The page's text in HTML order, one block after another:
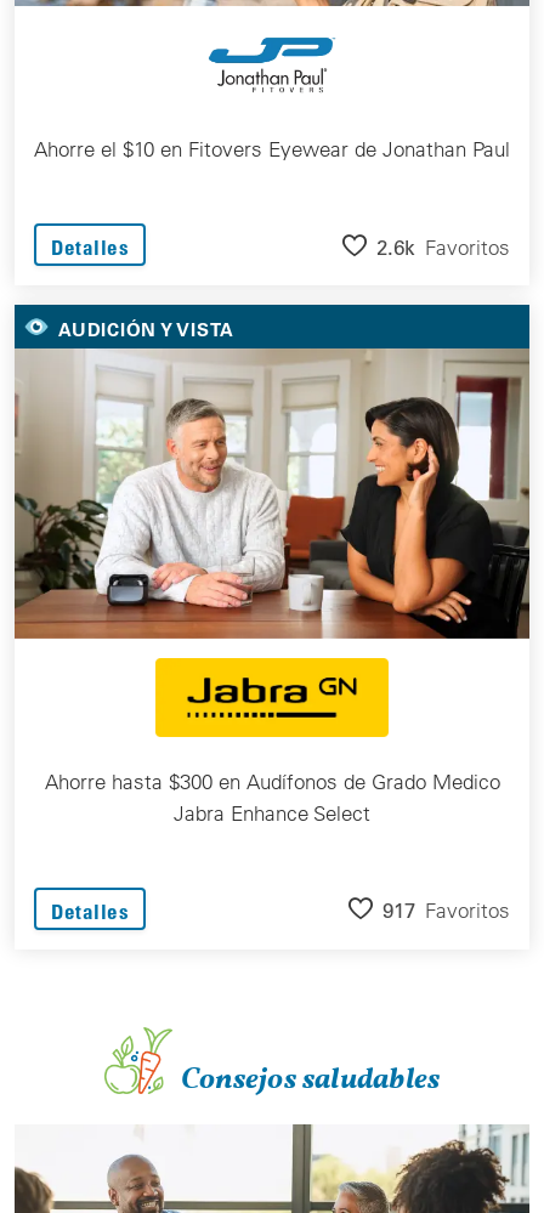
Ahorre el $10 en Fitovers Eyewear de Jonathan Paul
Detalles 2.6k Favoritos
AUDICIÓN Y VISTA
Ahorre hasta $300 en Audífonos de Grado Medico
Jabra Enhance Select
Detalles 917 Favoritos
Consejos saludables